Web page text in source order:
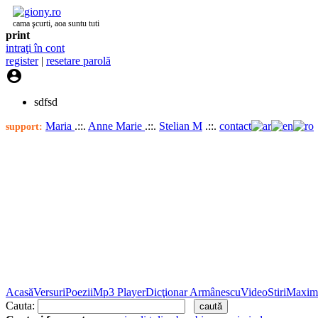
cama şcurti, aoa suntu tuti
print
intraţi în cont
register| resetare parolă

sdfsd
support: Maria .::. Anne Marie .::. Stelian M .::. contact
AcasăVersuriPoeziiMp3 PlayerDicţionar ArmânescuVideoStiri
Cauta: